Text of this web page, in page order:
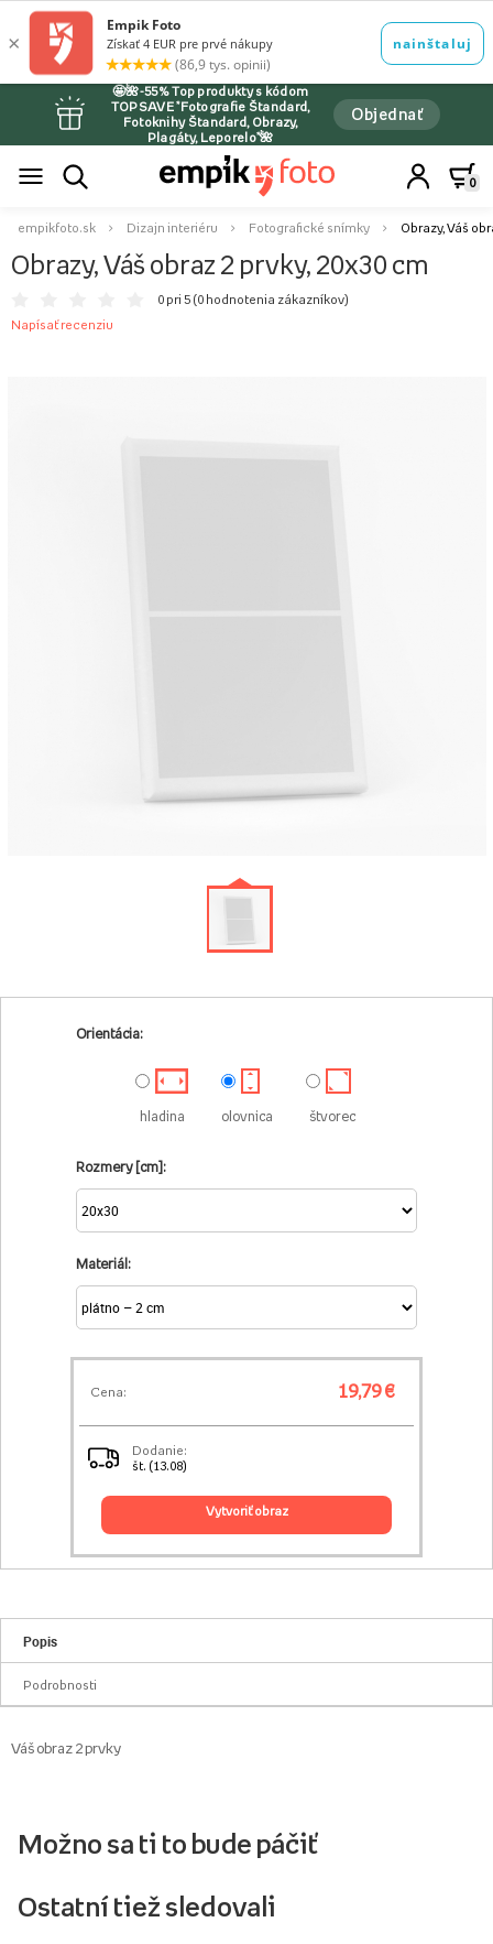
🤩🌺-55% Top produkty s kódom
TOPSAVE *Fotografie Štandard,
Fotoknihy Štandard, Obrazy,
Plagáty, Leporelo*🌺
Objednať
0
empikfoto.sk Dizajn interiéru Fotografické snímky Obrazy, Váš
Obrazy, Váš obraz 2 prvky, 20x30 cm
0 pri 5 (0 hodnotenia zákazníkov)
Napísať recenziu
Orientácia:
hladina olovnica štvorec
Rozmery [cm]:
Materiál:
Cena: 19,79 €
Dodanie:
št. (13.08)
vytvoriť obraz
Popis
Podrobnosti
Váš obraz 2 prvky
Možno sa ti to bude páčiť
Ostatní tiež sledovali